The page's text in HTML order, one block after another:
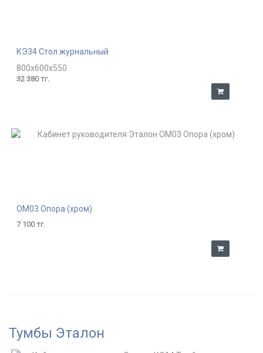
КЭ34 Стол журнальный
800x600x550
32 380 тг.
ОМ03 Опора (хром)
7 100 тг.
Тумбы Эталон